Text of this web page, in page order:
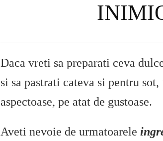
Daca vreti sa preparati ceva
si sa pastrati cateva si pentru
aspectoase, pe atat de gustoase.
Aveti nevoie de urmatoarele